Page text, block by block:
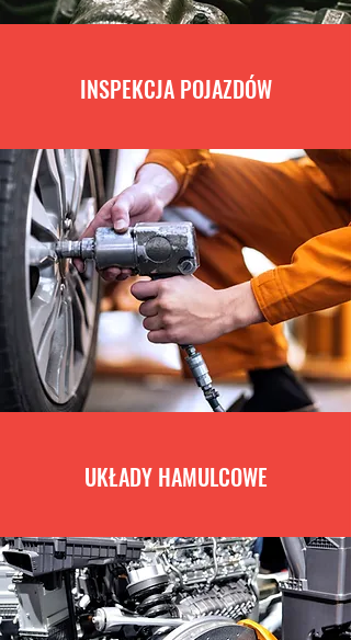
INSPEKCJA POJAZDÓW
UKŁADY HAMULCOWE